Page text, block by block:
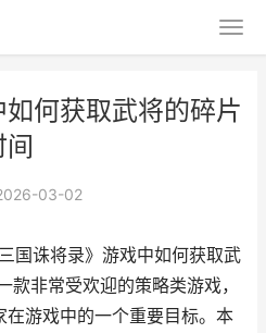
何获取武将的碎片
03-02
国诛将录》游戏中如何获取武
非常受欢迎的策略类游戏，
游戏中的一个重要目标。本